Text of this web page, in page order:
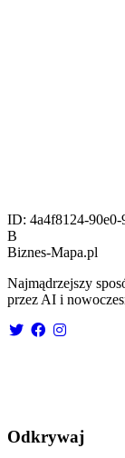
ID: 4a4f8124-
B
Biznes-Mapa.pl
Najmądrzejszy
przez AI i
Odkrywaj